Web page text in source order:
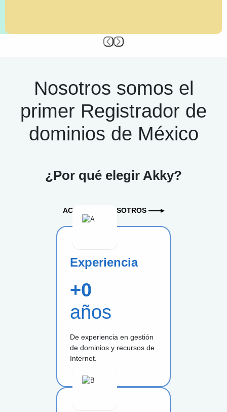
Nosotros somos el
primer Registrador de
dominios de México
¿Por qué elegir Akky?
ACERCA DE NOSOTROS
Experiencia
+0
años
De experiencia en gestión
de dominios y recursos de
Internet.